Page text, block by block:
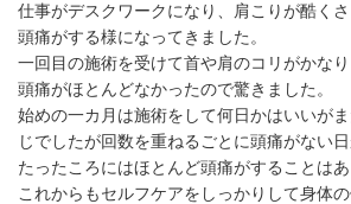
仕事がデスクワークになり、肩こりが酷く
頭痛がする様になってきました。
一回目の施術を受けて首や肩のコリがかな
頭痛がほとんどなかったので驚きました。
始めの一カ月は施術をして何日かはいいが
じでしたが回数を重ねるごとに頭痛がない
たったころにはほとんど頭痛がすることはあ
これからもセルフケアをしっかりして身体